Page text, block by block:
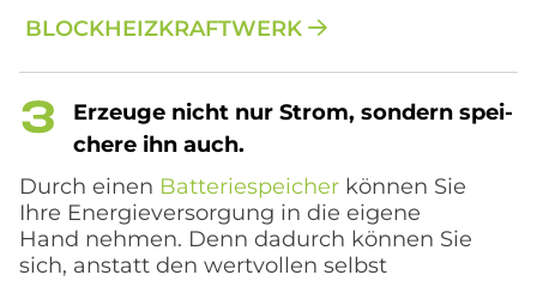
BLOCKHEIZKRAFTWERK
Er­zeu­ge nicht nur Strom, son­dern spei­
che­re ihn auch.
Durch einen Batteriespeicher können Sie
Ihre Energieversorgung in die eigene
Hand nehmen. Denn dadurch können Sie
sich, anstatt den wertvollen selbst